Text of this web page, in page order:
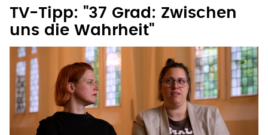
TV-Tipp: "37 Grad: Zwischen
uns die Wahrheit"